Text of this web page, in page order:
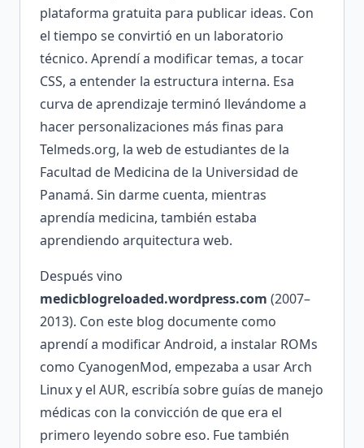
plataforma gratuita para publicar ideas. Con
el tiempo se convirtió en un laboratorio
técnico. Aprendí a modificar temas, a tocar
CSS, a entender la estructura interna. Esa
curva de aprendizaje terminó llevándome a
hacer personalizaciones más finas para
Telmeds.org, la web de estudiantes de la
Facultad de Medicina de la Universidad de
Panamá. Sin darme cuenta, mientras
aprendía medicina, también estaba
aprendiendo arquitectura web.
Después vino
medicblogreloaded.wordpress.com (2007–
2013). Con este blog documente como
aprendí a modificar Android, a instalar ROMs
como CyanogenMod, empezaba a usar Arch
Linux y el AUR, escribía sobre guías de manejo
médicas con la convicción de que era el
primero leyendo sobre eso. Fue también